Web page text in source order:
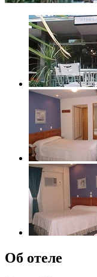
Об отеле